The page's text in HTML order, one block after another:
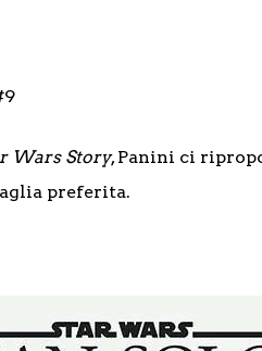
Wars Story, Panini ci
preferita.